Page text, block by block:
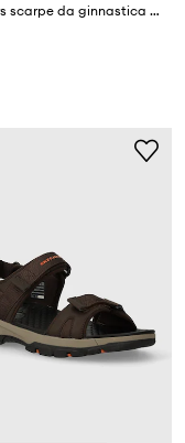
Skechers scarpe da ginnastica per bambini GO RUN 400 V2 - TURBO - BRISK